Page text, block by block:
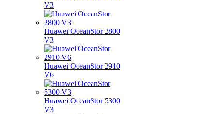
V3
Huawei OceanStor 2800
V3
Huawei OceanStor 2910
V6
Huawei OceanStor 5300
V3